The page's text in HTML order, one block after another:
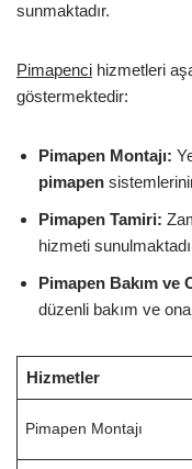
sunmaktadır.
Pimapenci hizmetleri
göstermektedir:
Pimapen Montajı:
pimapen
Pimapen Tamiri:
hizmeti
Pimapen Bakım ve
düzenli bakım ve
Hizmetler
Pimapen Montajı